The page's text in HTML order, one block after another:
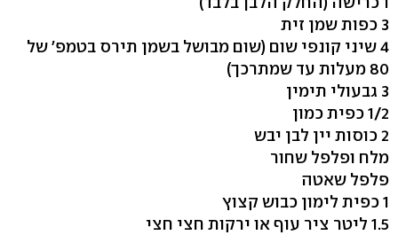
3 כפות שמן זית
4 שיני קונפי שום (שום מבושל בשמן תירס בטמפ' של
80 מעלות עד שמתרכך)
3 גבעולי תימין
1/2 כפית כמון
2 כוסות יין לבן יבש
מלח ופלפל שחור
פלפל שאטה
1 כפית לימון כבוש קצוץ
1.5 ליטר ציר עוף או ירקות חצי חצי